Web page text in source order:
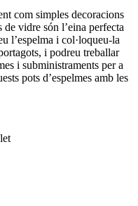
com simples decoracions
de vidre són l’eina perfecta
l’espelma i col·loqueu-la
i podreu treballar
i subministraments per a
pots d’espelmes amb les